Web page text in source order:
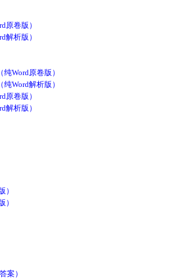
卷版）
析版）
Word原卷版）
Word解析版）
卷版）
析版）
案）